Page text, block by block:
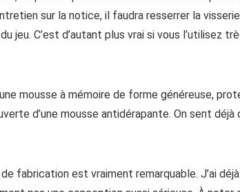
sur la notice, il faudra resserrer la
jeu. C’est d’autant plus vrai si vous l’utilisez
mousse à mémoire de forme généreuse,
d’une mousse antidérapante. On sent
fabrication est vraiment remarquable. J’ai